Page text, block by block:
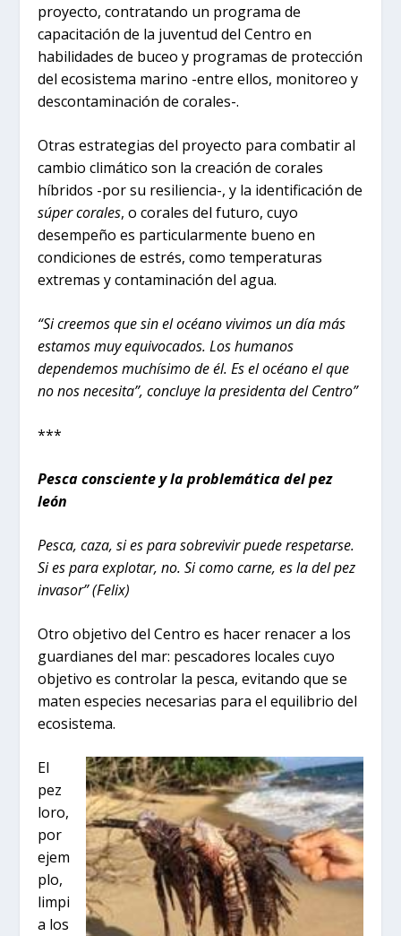
proyecto, contratando un programa de
capacitación de la juventud del Centro en
habilidades de buceo y programas de protección
del ecosistema marino -entre ellos, monitoreo y
descontaminación de corales-.
Otras estrategias del proyecto para combatir al
cambio climático son la creación de corales
híbridos -por su resiliencia-, y la identificación de
súper corales, o corales del futuro, cuyo
desempeño es particularmente bueno en
condiciones de estrés, como temperaturas
extremas y contaminación del agua.
“Si creemos que sin el océano vivimos un día más
estamos muy equivocados. Los humanos
dependemos muchísimo de él. Es el océano el que
no nos necesita”, concluye la presidenta del Centro”
***
Pesca consciente y la problemática del pez
león
Pesca, caza, si es para sobrevivir puede respetarse.
Si es para explotar, no. Si como carne, es la del pez
invasor” (Felix)
Otro objetivo del Centro es hacer renacer a los
guardianes del mar: pescadores locales cuyo
objetivo es controlar la pesca, evitando que se
maten especies necesarias para el equilibrio del
ecosistema.
El
pez
loro,
por
ejem
plo,
limpi
a los